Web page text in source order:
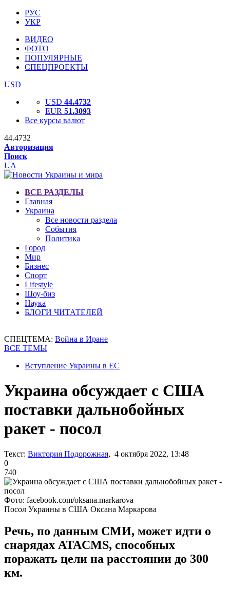
РУС
УКР
ВИДЕО
ФОТО
ПОПУЛЯРНЫЕ
СПЕЦПРОЕКТЫ
USD
USD 44.4732
EUR 51.3093
Все курсы валют
44.4732
Авторизация
Поиск
UA
ВСЕ РАЗДЕЛЫ
Главная
Украина
Все новости раздела
События
Политика
Город
Мир
Бизнес
Спорт
Lifestyle
Шоу-биз
Наука
БЛОГИ ЧИТАТЕЛЕЙ
СПЕЦТЕМА: Война в Иране
ВСЕ ТЕМЫ
Вступление Украины в ЕС
Украина обсуждает с США
поставки дальнобойных
ракет - посол
Текст: Виктория Подорожная, 4 октября 2022, 13:48
0
740
Фото: facebook.com/oksana.markarova
Посол Украины в США Оксана Маркарова
Речь, по данным СМИ, может идти о
снарядах ATACMS, способных
поражать цели на расстоянии до 300
км.